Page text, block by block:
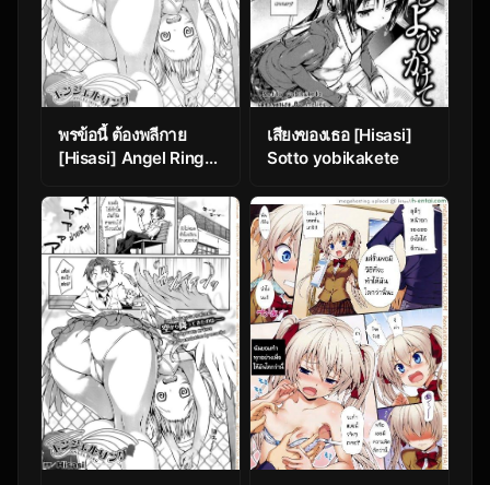
พรข้อนี้ ต้องพลีกาย
[Hisasi] Angel Ring
10)
เสียงของเธอ [Hisasi]
Sotto yobikakete